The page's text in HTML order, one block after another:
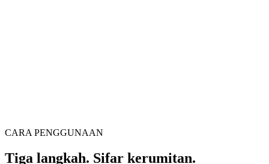
CARA PENGGUNAAN
Tiga langkah. Sifar kerumitan.